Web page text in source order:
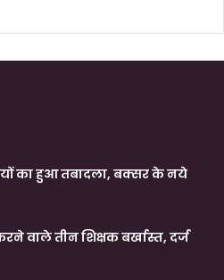
का हुआ तबादला, बक्सर के नये
वाले तीन शिक्षक बर्खास्त, दर्ज